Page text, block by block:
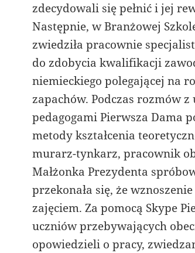
zdecydowali się pełnić i jej
Następnie, w Branżowej
zwiedziła pracownie
do zdobycia kwalifikacji
niemieckiego polegającej na
zapachów. Podczas rozmów
pedagogami Pierwsza Dama
metody kształcenia
murarz-tynkarz, pracownik
Małżonka Prezydenta
przekonała się, że
zajęciem. Za pomocą Skype
uczniów przebywających
opowiedzieli o pracy,